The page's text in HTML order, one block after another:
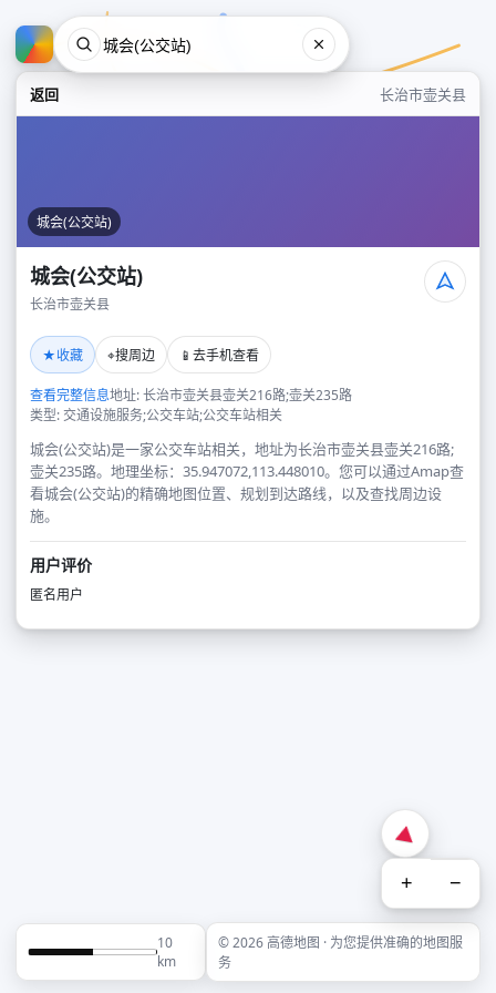
返回 长治市壶关县
城会(公交站)
城会(公交站)
长治市壶关县
★收藏 ⌖搜周边 📱 去手机查看
查看完整信息地址: 长治市壶关县壶关216路;壶关235路
类型: 交通设施服务;公交车站;公交车站相关
城会(公交站)是一家公交车站相关，地址为长治市壶关县壶关216路;
壶关235路。地理坐标：35.947072,113.448010。您可以通过Amap查
看城会(公交站)的精确地图位置、规划到达路线，以及查找周边设
施。
用户评价
匿名用户
+ −
10
km
© 2026 高德地图 · 为您提供准确的地图服
务